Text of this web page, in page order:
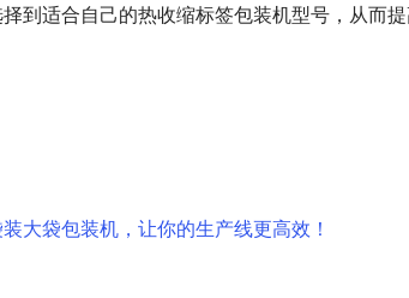
到适合自己的热收缩标签包装机型号，从而
大袋包装机，让你的生产线更高效！